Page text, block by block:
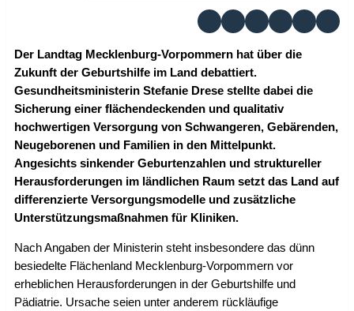
Der Landtag Mecklenburg-Vorpommern hat über die
Zukunft der Geburtshilfe im Land debattiert.
Gesundheitsministerin Stefanie Drese stellte dabei die
Sicherung einer flächendeckenden und qualitativ
hochwertigen Versorgung von Schwangeren, Gebärenden,
Neugeborenen und Familien in den Mittelpunkt.
Angesichts sinkender Geburtenzahlen und struktureller
Herausforderungen im ländlichen Raum setzt das Land auf
differenzierte Versorgungsmodelle und zusätzliche
Unterstützungsmaßnahmen für Kliniken.
Nach Angaben der Ministerin steht insbesondere das dünn
besiedelte Flächenland Mecklenburg-Vorpommern vor
erheblichen Herausforderungen in der Geburtshilfe und
Pädiatrie. Ursache seien unter anderem rückläufige